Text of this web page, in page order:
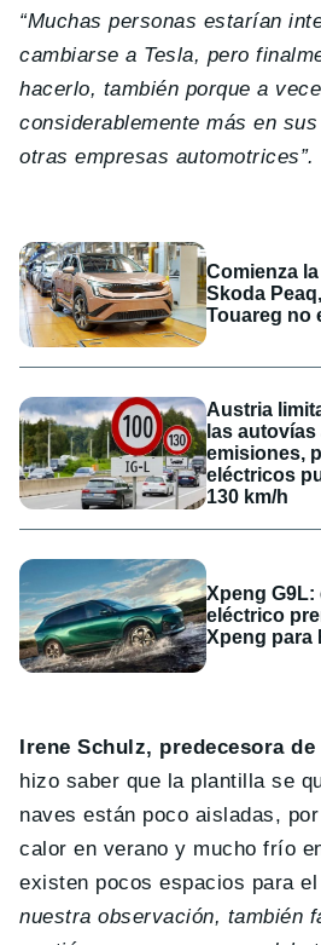
“Muchas personas estarían
cambiarse a Tesla, pero
hacerlo, también porque a
considerablemente más en
otras empresas automotrices”.
Comienza
Skoda
Touareg no
Austria
las
emisiones,
eléctricos
130 km/h
Xpeng G9L:
eléctrico
Xpeng para
Irene Schulz, predecesora de
hizo saber que la plantilla se
naves están poco aisladas,
calor en verano y mucho frío
existen pocos espacios para
nuestra observación, también